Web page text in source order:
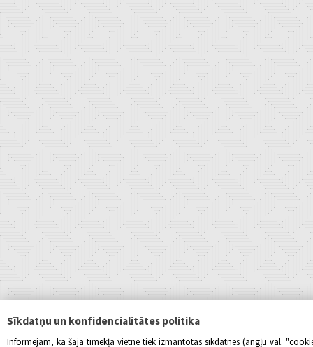
Sīkdatņu un konfidencialitātes politika
Informējam, ka šajā tīmekļa vietnē tiek izmantotas sīkdatnes (angļu val.